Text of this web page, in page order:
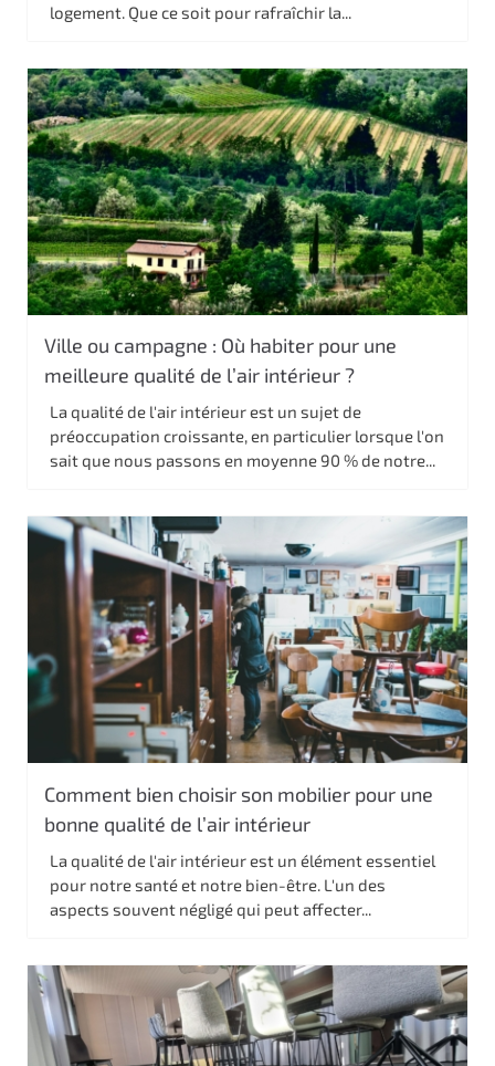
logement. Que ce soit pour rafraîchir la...
Ville ou campagne : Où habiter pour une
meilleure qualité de l’air intérieur ?
La qualité de l'air intérieur est un sujet de
préoccupation croissante, en particulier lorsque l'on
sait que nous passons en moyenne 90 % de notre...
Comment bien choisir son mobilier pour une
bonne qualité de l’air intérieur
La qualité de l'air intérieur est un élément essentiel
pour notre santé et notre bien-être. L'un des
aspects souvent négligé qui peut affecter...